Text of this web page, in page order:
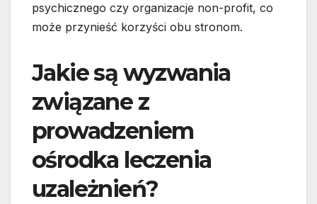
psychicznego czy organizacje non-profit, co
może przynieść korzyści obu stronom.
Jakie są wyzwania
związane z
prowadzeniem
ośrodka leczenia
uzależnień?